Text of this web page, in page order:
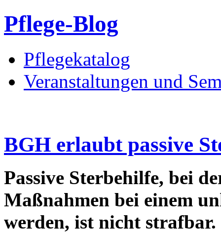
Pflege-Blog
Pflegekatalog
Veranstaltungen und
BGH erlaubt passive
Passive Sterbehilfe, bei
Maßnahmen bei einem
werden, ist nicht strafbar.